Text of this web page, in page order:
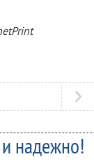
и надежно!